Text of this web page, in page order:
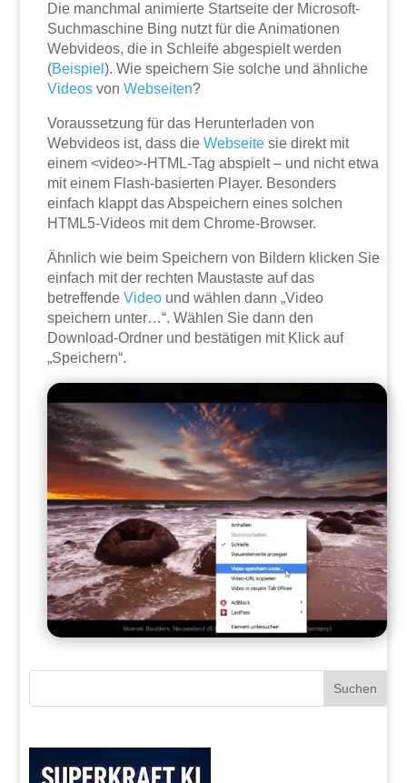
Die manchmal animierte Startseite der Microsoft-
Suchmaschine Bing nutzt für die Animationen
Webvideos, die in Schleife abgespielt werden
(Beispiel). Wie speichern Sie solche und ähnliche
Videos vonWebseiten?
Voraussetzung für das Herunterladen von
Webvideos ist, dass dieWebseite sie direkt mit
einem <video>-HTML-Tag abspielt – und nicht etwa
mit einem Flash-basierten Player. Besonders
einfach klappt das Abspeichern eines solchen
HTML5-Videos mit dem Chrome-Browser.
Ähnlich wie beim Speichern von Bildern klicken Sie
einfach mit der rechten Maustaste auf das
betreffendeVideo und wählen dann „Video
speichern unter…“. Wählen Sie dann den
Download-Ordner und bestätigen mit Klick auf
„Speichern“.